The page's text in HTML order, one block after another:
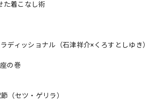
た着こなし術
ディッショナル（石津祥介×くろすとしゆき）
の巻
（セツ・ゲリラ）